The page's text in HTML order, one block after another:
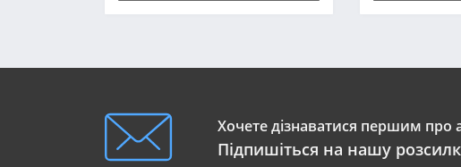
Хочете дізнаватися першим про
Підпишіться на нашу